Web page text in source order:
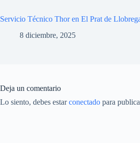
Servicio Técnico Thor en El Prat de
8 diciembre, 2025
Deja un comentario
Lo siento, debes estarconectado para